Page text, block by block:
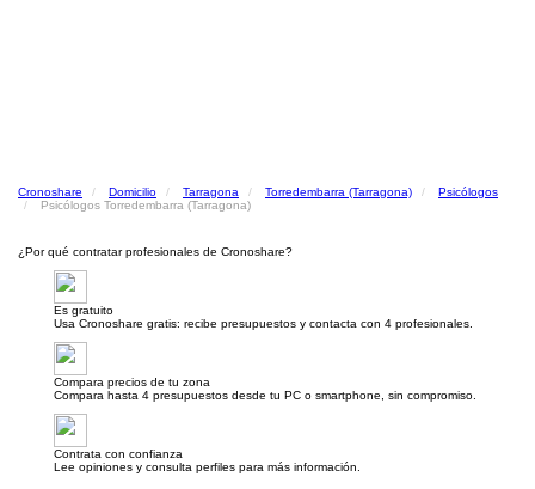
Cronoshare Domicilio Tarragona Torredembarra (Tarragona)
Psicólogos
Psicólogos Torredembarra (Tarragona)
¿Por qué contratar profesionales de Cronoshare?
Es gratuito
Usa Cronoshare gratis: recibe presupuestos y contacta con 4 profesionales.
Compara precios de tu zona
Compara hasta 4 presupuestos desde tu PC o smartphone, sin compromiso.
Contrata con confianza
Lee opiniones y consulta perfiles para más información.